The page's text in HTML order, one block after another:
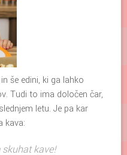
še edini, ki ga lahko
Tudi to ima določen čar,
letu. Je pa kar
kava:
kave!